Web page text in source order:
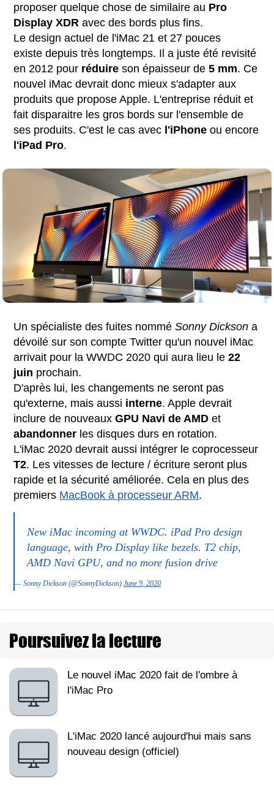
proposer quelque chose de similaire au Pro
Display XDRavec des bords plus fins.
Le design actuel de l'iMac 21 et 27 pouces
existe depuis très longtemps. Il a juste été revisité
en 2012 pour réduire son épaisseur de 5 mm. Ce
nouvel iMac devrait donc mieux s'adapter aux
produits que propose Apple. L'entreprise réduit et
fait disparaitre les gros bords sur l'ensemble de
ses produits. C'est le cas avec l'iPhone ou encore
l'iPad Pro.
Un spécialiste des fuites nomméSonny Dickson a
dévoilé sur son compte Twitter qu'un nouvel iMac
arrivait pour la WWDC 2020 qui aura lieu le22
juin prochain.
D'après lui, les changements ne seront pas
qu'externe, mais aussi interne. Apple devrait
inclure de nouveauxGPU Navi de AMD et
abandonner les disques durs en rotation.
L'iMac 2020 devrait aussi intégrer le coprocesseur
T2. Les vitesses de lecture / écriture seront plus
rapide et la sécurité améliorée. Cela en plus des
premiers MacBook à processeur ARM.
New iMac incoming at WWDC. iPad Pro design
language, with Pro Display like bezels. T2 chip,
AMD Navi GPU, and no more fusion drive
— Sonny Dickson (@SonnyDickson)June 9, 2020
Poursuivez la lecture
Le nouvel iMac 2020 fait de l'ombre à
l'iMac Pro
L'iMac 2020 lancé aujourd'hui mais sans
nouveau design (officiel)